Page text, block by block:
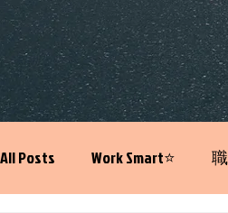
All Posts Work Smart⭐️